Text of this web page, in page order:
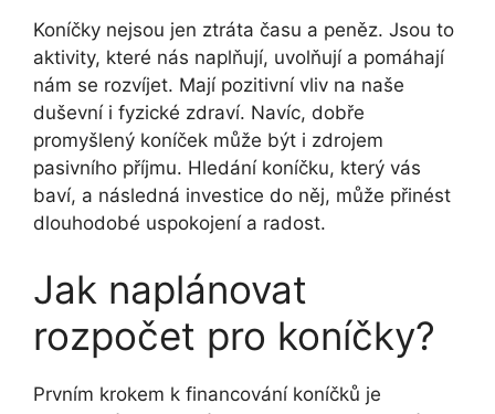
Koníčky nejsou jen ztráta času a peněz. Jsou to
aktivity, které nás naplňují, uvolňují a pomáhají
nám se rozvíjet. Mají pozitivní vliv na naše
duševní i fyzické zdraví. Navíc, dobře
promyšlený koníček může být i zdrojem
pasivního příjmu. Hledání koníčku, který vás
baví, a následná investice do něj, může přinést
dlouhodobé uspokojení a radost.
Jak naplánovat
rozpočet pro koníčky?
Prvním krokem k financování koníčků je